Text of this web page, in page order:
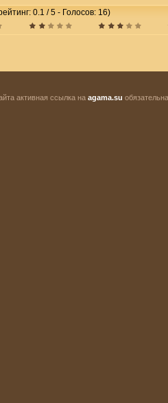
0.1 / 5 - Голосов: 16)
активная ссылка на agama.su